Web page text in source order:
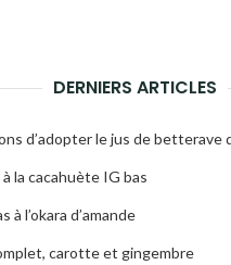
DERNIERS ARTICLES
d’adopter le jus de betterave
la cacahuète IG bas
à l’okara d’amande
carotte et gingembre